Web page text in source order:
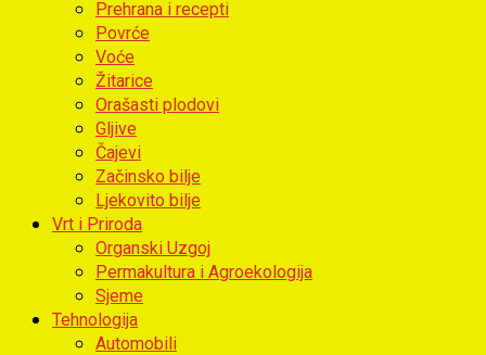
Prehrana i recepti
Povrće
Voće
Žitarice
Orašasti plodovi
Gljive
Čajevi
Začinsko bilje
Ljekovito bilje
Vrt i Priroda
Organski Uzgoj
Permakultura i Agroekologija
Sjeme
Tehnologija
Automobili